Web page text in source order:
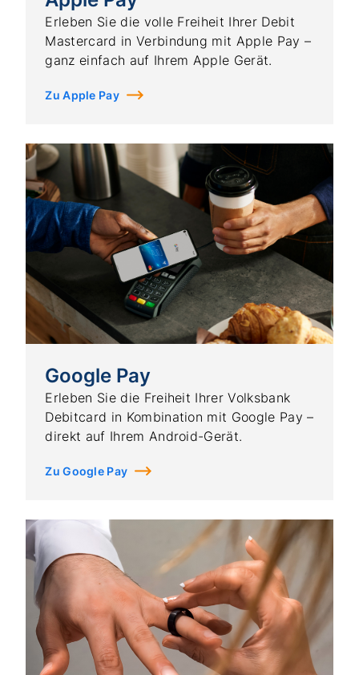
Erleben Sie die volle Freiheit Ihrer Debit
Mastercard in Verbindung mit Apple Pay –
ganz einfach auf Ihrem Apple Gerät.
Zu Apple Pay
Google Pay
Erleben Sie die Freiheit Ihrer Volksbank
Debitcard in Kombination mit Google Pay –
direkt auf Ihrem Android-Gerät.
Zu Google Pay